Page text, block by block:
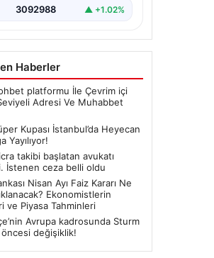
3092988 ▲ +1.02%
Haberler
platformu İle Çevrim içi
Adresi Ve Muhabbet
Kupası İstanbul’da Heyecan
Yayılıyor!
takibi başlatan avukatı
İstenen ceza belli oldu
Nisan Ayı Faiz Kararı Ne
Ekonomistlerin
ve Piyasa Tahminleri
Avrupa kadrosunda Sturm
öncesi değişiklik!